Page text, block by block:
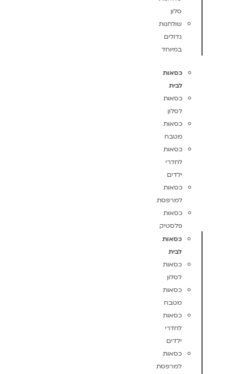
סלון
שולחנות
גדולים
במיוחד
כסאות
לבית
כסאות
לסלון
כסאות
מטבח
כסאות
לחדרי
ילדים
כסאות
למרפסת
כסאות
פלסטיק
כסאות
לבית
כסאות
לסלון
כסאות
מטבח
כסאות
לחדרי
ילדים
כסאות
למרפסת